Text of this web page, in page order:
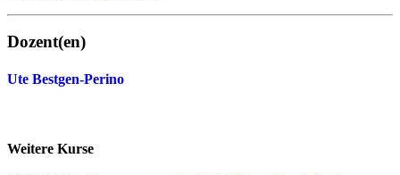
Dozent(en)
Ute Bestgen-Perino
Weitere Kurse